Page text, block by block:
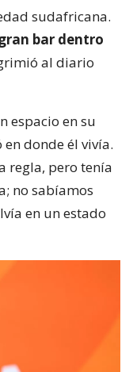
sudafricana.
bar dentro
al diario
espacio en su
donde él vivía.
regla, pero tenía
no sabíamos
en un estado